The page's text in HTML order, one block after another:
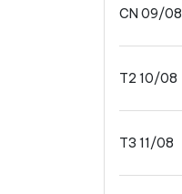
CN 09/08
T2 10/08
T3 11/08